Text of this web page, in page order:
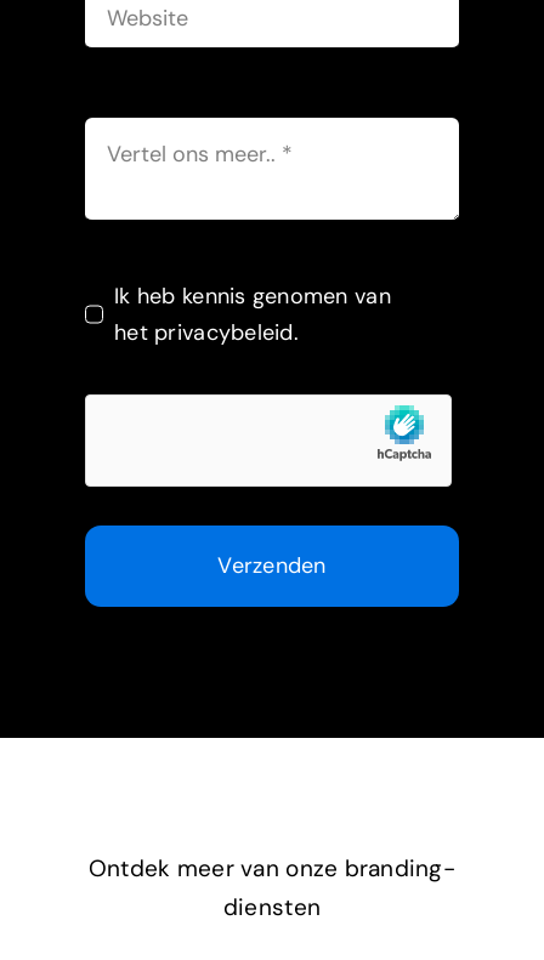
Ik heb kennis genomen van
het privacybeleid.
Verzenden
Ontdek meer van onze branding-
diensten